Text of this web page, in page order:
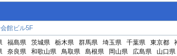
館ビル5F
福島県 茨城県 栃木県 群馬県 埼玉県 千葉県 東京都
奈良県 和歌山県 鳥取県 島根県 岡山県 広島県 山口県